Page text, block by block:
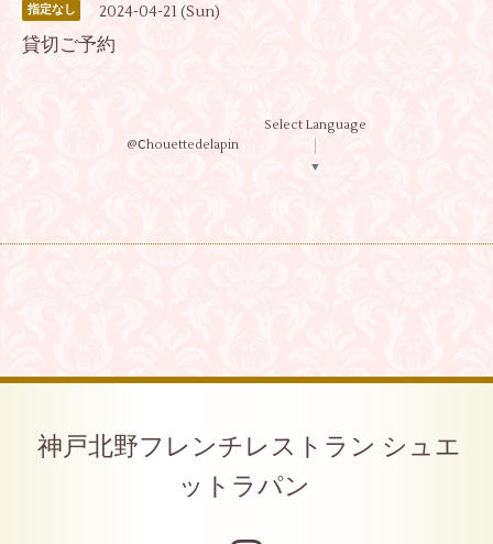
指定なし 2024-04-21 (Sun)
貸切ご予約
@Ⅽhouettedelapin
Select Language
▼
神戸北野フレンチレストラン シュエ
ットラパン